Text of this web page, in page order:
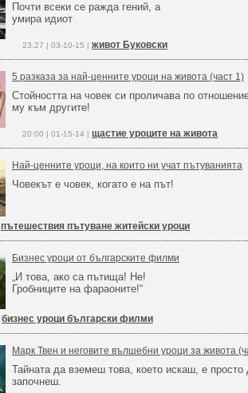
Почти всеки се ражда гений, а
умира идиот
23:27 | 03-10-15 | живот Буковски
5 разказа за най-ценните уроци на живота (част 1)
Стойността на човек си проличава по
му към другите!
20:00 | 01-15-14 | щастие уроците на живота
Най-ценните уроци, на които ни учат пътуванията
Човекът е човек, когато е на път!
пътешествия пътуване житейски уроци
Бизнес уроци от българските филми
„И това, ако са пътища! Не!
Гробниците на фараоните!“
бизнес уроци български филми
Марк Твен и неговите вълшебни уроци за живота
Тайната да вземеш това, което искаш, е просто
започнеш.